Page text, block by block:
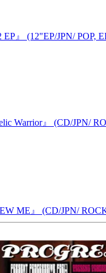
EP』 (12"EP/JPN/
Warrior』 (CD/JPN/
ME』 (CD/JPN/